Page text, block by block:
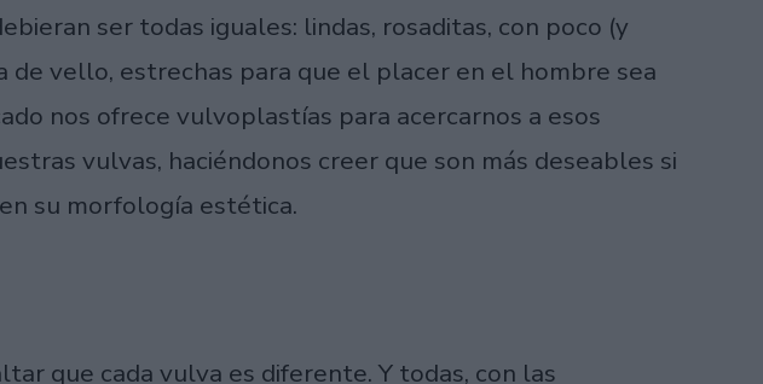
ser todas iguales: lindas, rosaditas, con poco (y
de vello, estrechas para que el placer en el hombre sea
nos ofrece vulvoplastías para acercarnos a esos
vulvas, haciéndonos creer que son más deseables si
su morfología estética.
que cada vulva es diferente. Y todas, con las